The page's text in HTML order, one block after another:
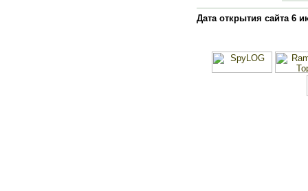
Дата открытия сайта 6